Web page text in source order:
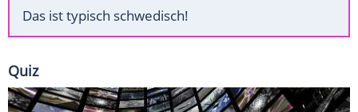
Das ist typisch schwedisch!
Quiz